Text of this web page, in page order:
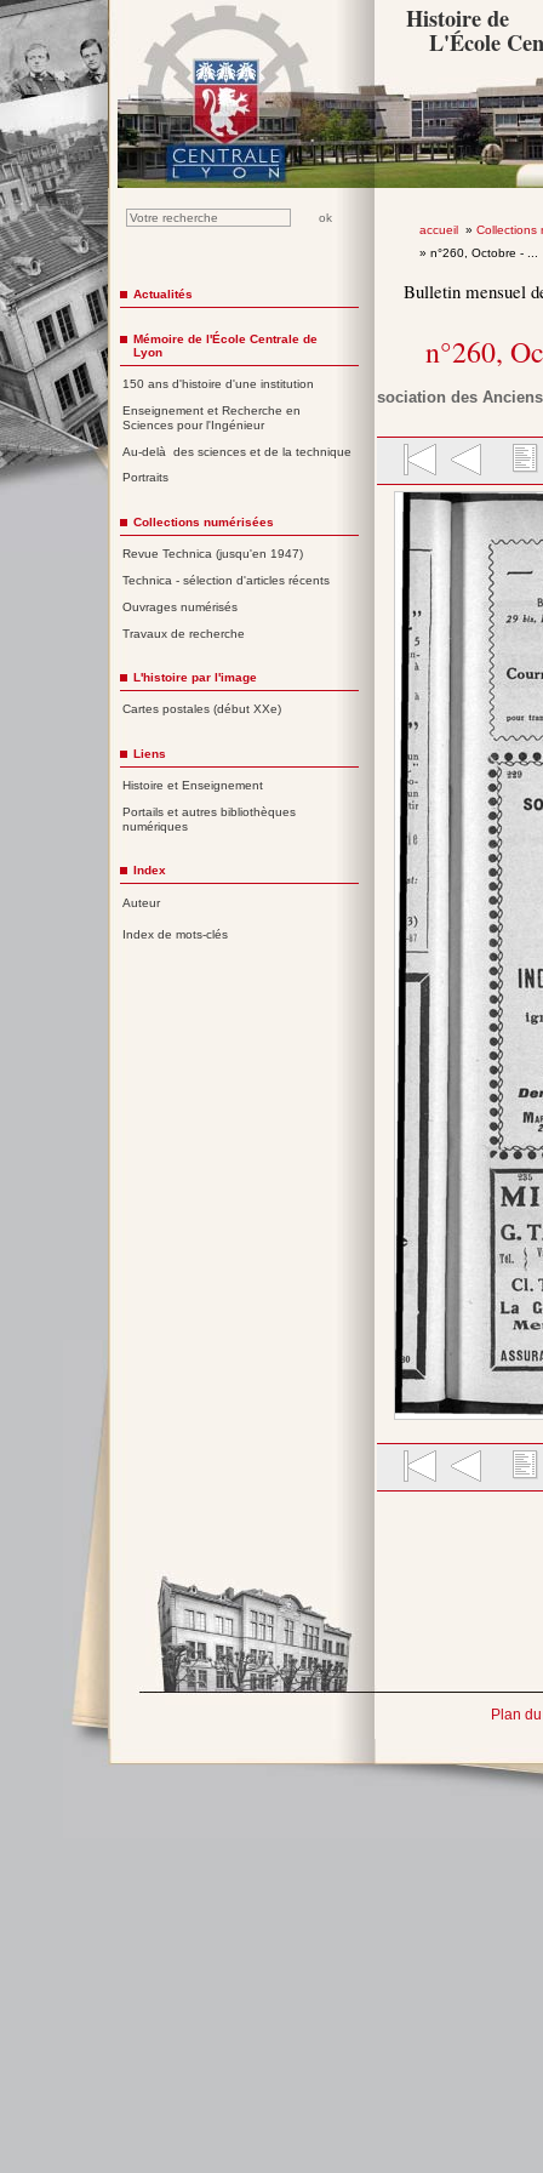
Histoire de
L'École
accueil» Collections
» n°260, Octobre - ...
Bulletin mensuel
n°260,
Association des
Actualités
Mémoire de l'École Centrale de
Lyon
150 ans d'histoire d'une institution
Enseignement et Recherche en
Sciences pour l'Ingénieur
Au-delà des sciences et de la technique
Portraits
Collections numérisées
Revue Technica (jusqu'en 1947)
Technica - sélection d'articles récents
Ouvrages numérisés
Travaux de recherche
L'histoire par l'image
Cartes postales (début XXe)
Liens
Histoire et Enseignement
Portails et autres bibliothèques
numériques
Index
Auteur
Index de mots-clés
Plan